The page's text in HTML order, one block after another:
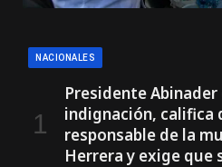
NACIONALES
Presidente
indignación, califica
responsable de la
Herrera y exige que